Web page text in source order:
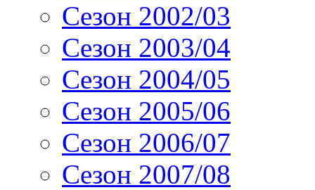
Сезон 2002/03
Сезон 2003/04
Сезон 2004/05
Сезон 2005/06
Сезон 2006/07
Сезон 2007/08